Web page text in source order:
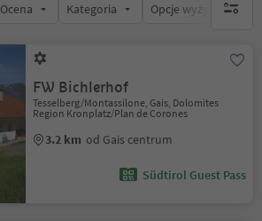
Ocena Kategoria Opcje wyżywieniabrak
FW Bichlerhof
Tesselberg/Montassilone, Gais, Dolomites
Region Kronplatz/Plan de Corones
3.2 km od Gais centrum
Südtirol Guest Pass